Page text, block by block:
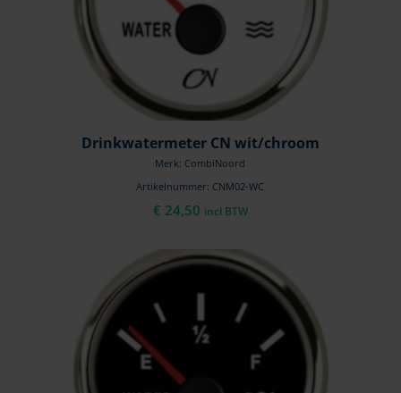
Drinkwatermeter CN wit/chroom
Merk: CombiNoord
Artikelnummer: CNM02-WC
€ 24,50 incl BTW